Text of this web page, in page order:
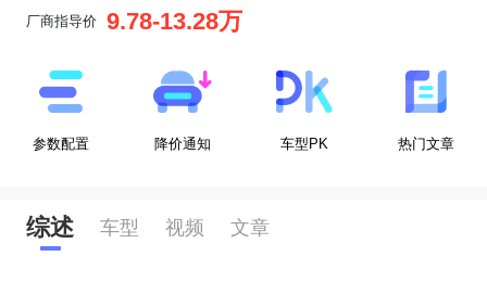
厂商指导价 9.78-13.28万
参数配置 降价通知 车型PK 热门文章
综述 车型 视频 文章